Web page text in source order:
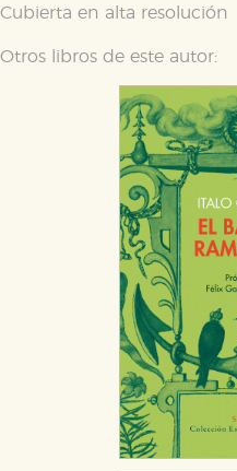
Cubierta en alta resolución
Otros libros de este autor: